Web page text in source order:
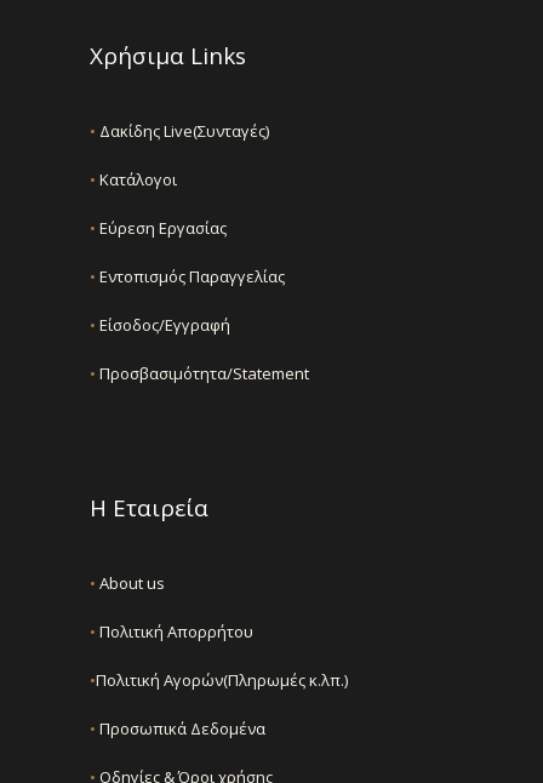
Χρήσιμα Links
• Δακίδης Live(Συνταγές)
• Κατάλογοι
• Εύρεση Εργασίας
• Εντοπισμός Παραγγελίας
• Είσοδος/Εγγραφή
• Προσβασιμότητα/Statement
Η Εταιρεία
• About us
• Πολιτική Απορρήτου
•Πολιτική Αγορών(Πληρωμές κ.λπ.)
• Προσωπικά Δεδομένα
• Οδηγίες & Όροι χρήσης